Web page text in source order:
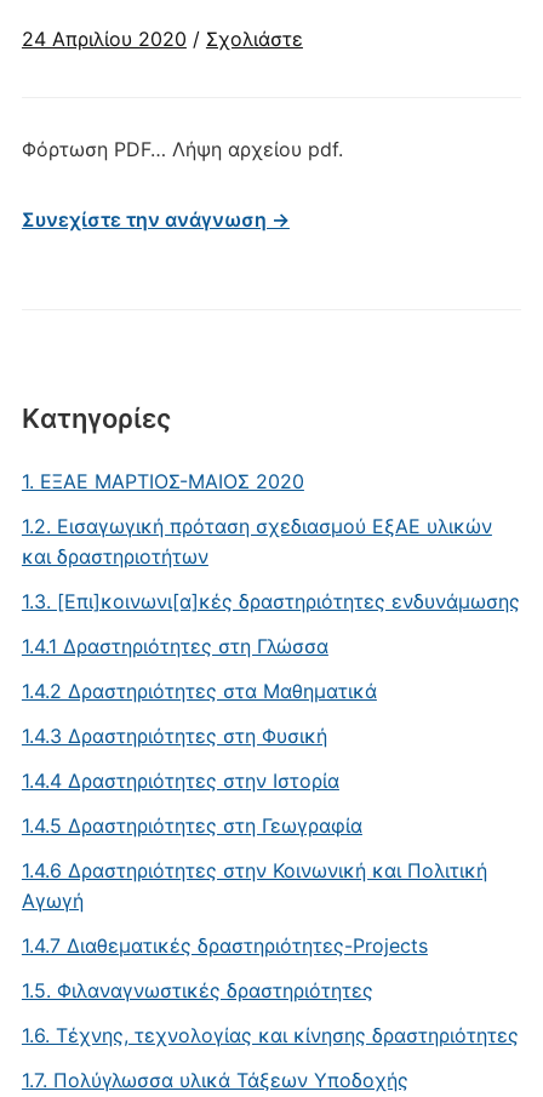
Kατηγορίες
1. ΕΞΑΕ MΑΡΤΙΟΣ-ΜΑΙΟΣ 2020
1.2. Εισαγωγική πρόταση σχεδιασμού ΕξΑΕ υλικών
και δραστηριοτήτων
1.3. [Επι]κοινωνι[α]κές δραστηριότητες ενδυνάμωσης
1.4.1 Δραστηριότητες στη Γλώσσα
1.4.2 Δραστηριότητες στα Μαθηματικά
1.4.3 Δραστηριότητες στη Φυσική
1.4.4 Δραστηριότητες στην Ιστορία
1.4.5 Δραστηριότητες στη Γεωγραφία
1.4.6 Δραστηριότητες στην Κοινωνική και Πολιτική
Αγωγή
1.4.7 Διαθεματικές δραστηριότητες-Projects
1.5. Φιλαναγνωστικές δραστηριότητες
1.6. Τέχνης, τεχνολογίας και κίνησης δραστηριότητες
1.7. Πολύγλωσσα υλικά Τάξεων Υποδοχής
24 Απριλίου 2020 / Σχολιάστε
Φόρτωση PDF… Λήψη αρχείου pdf.
Συνεχίστε την ανάγνωση →